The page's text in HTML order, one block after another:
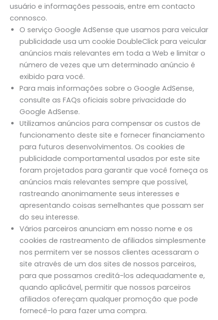
usuário e informações pessoais, entre em contacto
connosco.
O serviço Google AdSense que usamos para veicular
publicidade usa um cookie DoubleClick para veicular
anúncios mais relevantes em toda a Web e limitar o
número de vezes que um determinado anúncio é
exibido para você.
Para mais informações sobre o Google AdSense,
consulte as FAQs oficiais sobre privacidade do
Google AdSense.
Utilizamos anúncios para compensar os custos de
funcionamento deste site e fornecer financiamento
para futuros desenvolvimentos. Os cookies de
publicidade comportamental usados ​​por este site
foram projetados para garantir que você forneça os
anúncios mais relevantes sempre que possível,
rastreando anonimamente seus interesses e
apresentando coisas semelhantes que possam ser
do seu interesse.
Vários parceiros anunciam em nosso nome e os
cookies de rastreamento de afiliados simplesmente
nos permitem ver se nossos clientes acessaram o
site através de um dos sites de nossos parceiros,
para que possamos creditá-los adequadamente e,
quando aplicável, permitir que nossos parceiros
afiliados ofereçam qualquer promoção que pode
fornecê-lo para fazer uma compra.